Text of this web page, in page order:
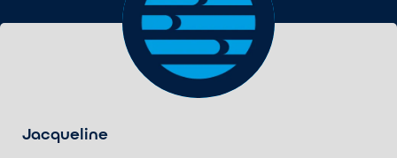
Jacqueline